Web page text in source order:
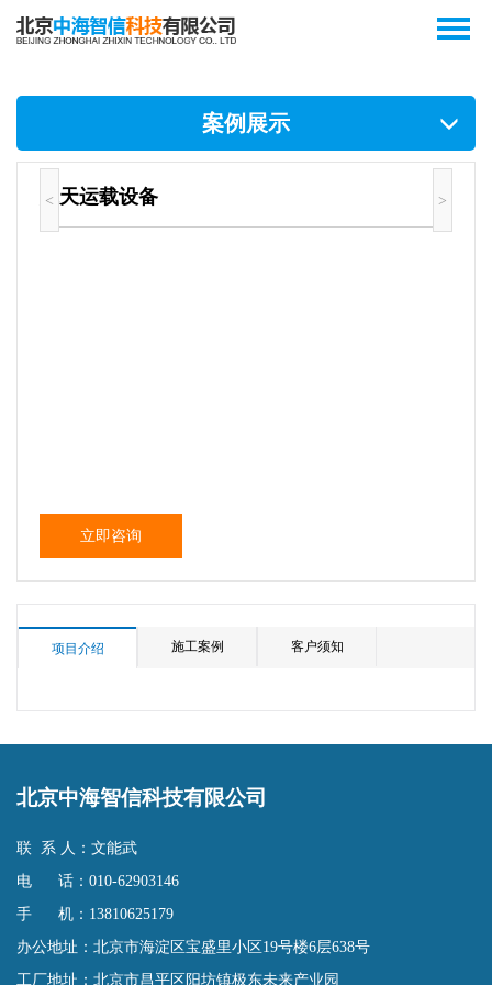
案例展示
< >
航天运载设备
立即咨询
项目介绍 施工案例 客户须知
北京中海智信科技有限公司
联 系 人：文能武
电 话：010-62903146
手 机：13810625179
办公地址：北京市海淀区宝盛里小区19号楼6层638号
工厂地址：北京市昌平区阳坊镇极东未来产业园